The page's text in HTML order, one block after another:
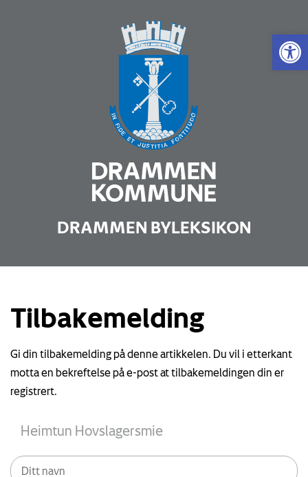
Vis
DRAMMEN BYLEKSIKON
Tilbakemelding
Gi din tilbakemelding på denne artikkelen. Du vil i etterkant
motta en bekreftelse på e-post at tilbakemeldingen din er
registrert.